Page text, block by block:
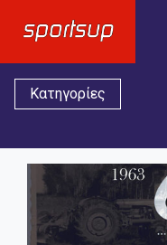
Κατηγορίες